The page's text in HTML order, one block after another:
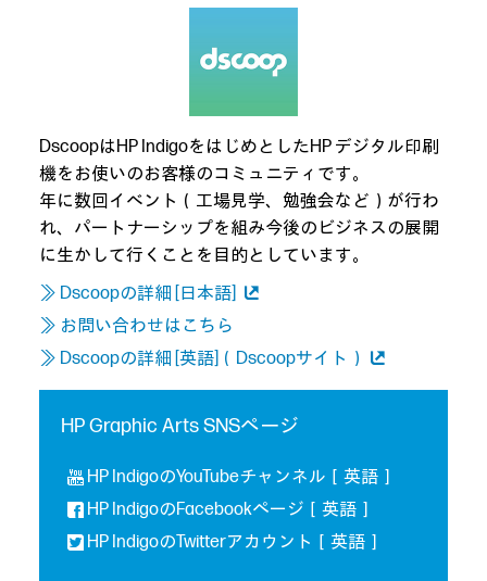
DscoopはHP IndigoをはじめとしたHP デジタル印刷
機をお使いのお客様のコミュニティです。
年に数回イベント（工場見学、勉強会など）が行わ
れ、パートナーシップを組み今後のビジネスの展開
に生かして行くことを目的としています。
≫ Dscoopの詳細 [日本語]
≫ お問い合わせはこちら
≫ Dscoopの詳細 [英語]（Dscoopサイト）
HP Graphic Arts SNSページ
HP IndigoのYouTubeチャンネル［英語］
HP IndigoのFacebookページ［英語］
HP IndigoのTwitterアカウント［英語］